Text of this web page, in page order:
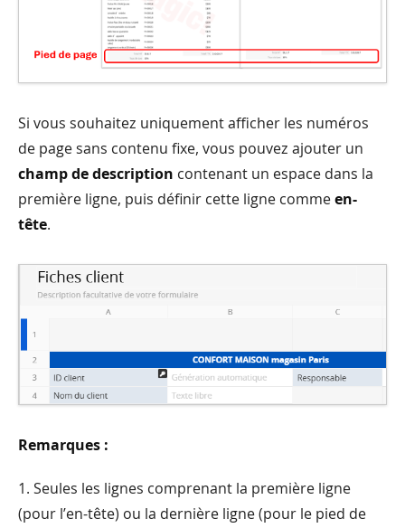
Si vous souhaitez uniquement afficher les numéros
de page sans contenu fixe, vous pouvez ajouter un
champ de description contenant un espace dans la
première ligne, puis définir cette ligne commeen-
tête.
Remarques :
1. Seules les lignes comprenant la première ligne
(pour l’en-tête) ou la dernière ligne (pour le pied de